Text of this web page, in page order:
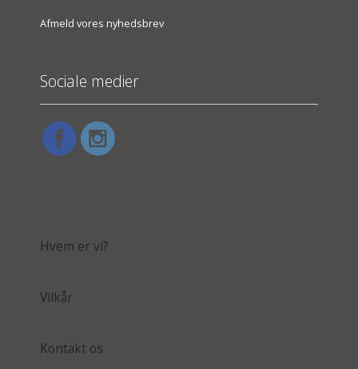
Afmeld vores nyhedsbrev
Sociale medier
Hvem er vi?
Vilkår
Kontakt os